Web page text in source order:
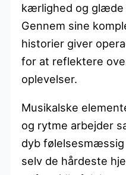
kærlighed og glæde
Gennem sine
historier giver
for at reflektere
oplevelser.
Musikalske
og rytme arbejder
dyb
selv de hårdeste